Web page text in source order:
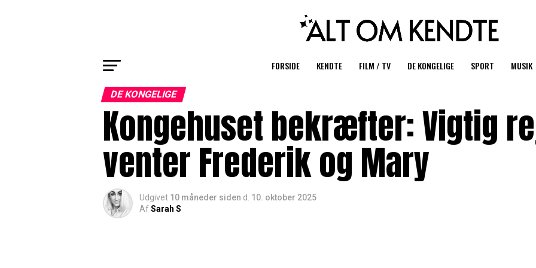
FORSIDE KENDTE FILM / TV DE KONGELIGE SPORT MUSIK
DE KONGELIGE
Kongehuset bekræfter: Vigtig
venter Frederik og Mary
Udgivet 10 måneder siden d. 10. oktober 2025
AfSarah S